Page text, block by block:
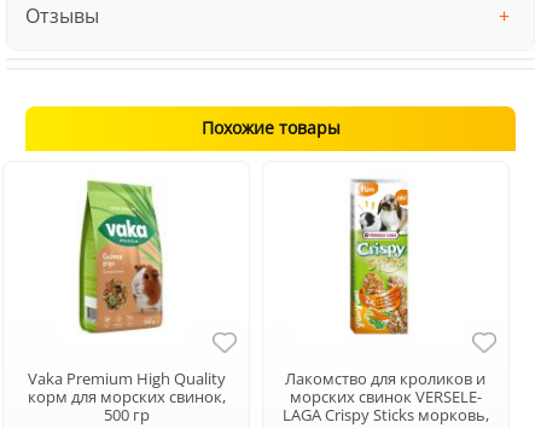
Отзывы
Похожие товары
Vaka Premium High Quality
корм для морских свинок,
500 гр
Лакомство для кроликов и
морских свинок VERSELE-
LAGA Crispy Sticks морковь,